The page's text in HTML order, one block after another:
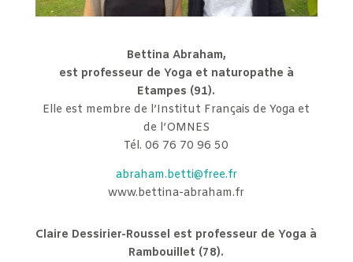
Bettina Abraham,
est professeur de Yoga et naturopathe à
Etampes (91).
Elle est membre de l’Institut Français de Yoga et
de l’OMNES
Tél. 06 76 70 96 50
abraham.betti@free.fr
www.bettina-abraham.fr
Claire Dessirier-Roussel est professeur de Yoga à
Rambouillet (78).